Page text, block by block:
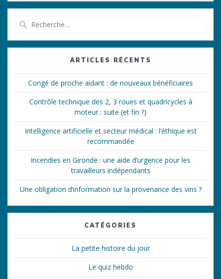
:
ARTICLES RÉCENTS
Congé de proche aidant : de nouveaux bénéficiaires
Contrôle technique des 2, 3 roues et quadricycles à
moteur : suite (et fin ?)
Intelligence artificielle et secteur médical : l’éthique est
recommandée
Incendies en Gironde : une aide d’urgence pour les
travailleurs indépendants
Une obligation d’information sur la provenance des vins ?
CATÉGORIES
La petite histoire du jour
Le quiz hebdo